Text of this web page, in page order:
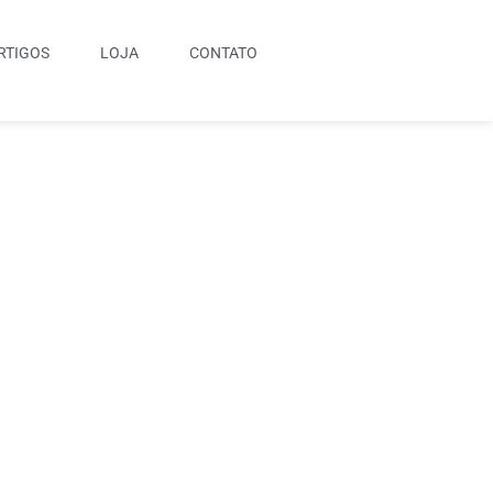
LOJA CONTATO